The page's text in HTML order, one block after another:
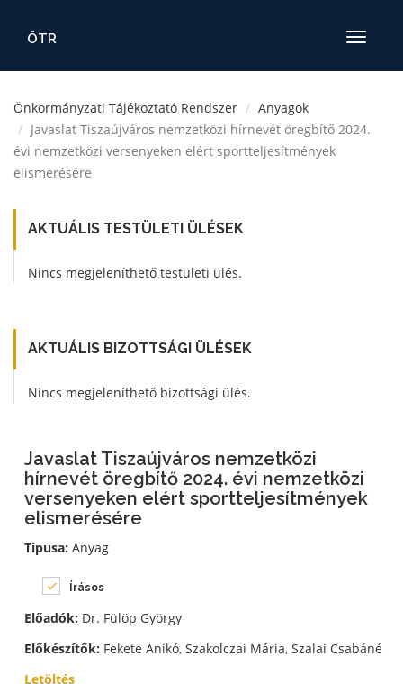
Toggle
ÖTR
Önkormányzati Tájékoztató Rendszer
Anyagok
Javaslat Tiszaújváros nemzetközi hírnevét öregbítő 2024.
évi nemzetközi versenyeken elért sportteljesítmények
elismerésére
AKTUÁLIS TESTÜLETI ÜLÉSEK
Nincs megjeleníthető testületi ülés.
AKTUÁLIS BIZOTTSÁGI ÜLÉSEK
Nincs megjeleníthető bizottsági ülés.
Javaslat Tiszaújváros nemzetközi
hírnevét öregbítő 2024. évi nemzetközi
versenyeken elért sportteljesítmények
elismerésére
Típusa: Anyag
Írásos
Előadók: Dr. Fülöp György
Előkészítők: Fekete Anikó, Szakolczai Mária, Szalai Csabáné
Letöltés